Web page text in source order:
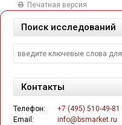
Печатная версия
Поиск исследований
Контакты
Телефон:
+7 (495) 510-49-81
Email:
info@bsmarket.ru